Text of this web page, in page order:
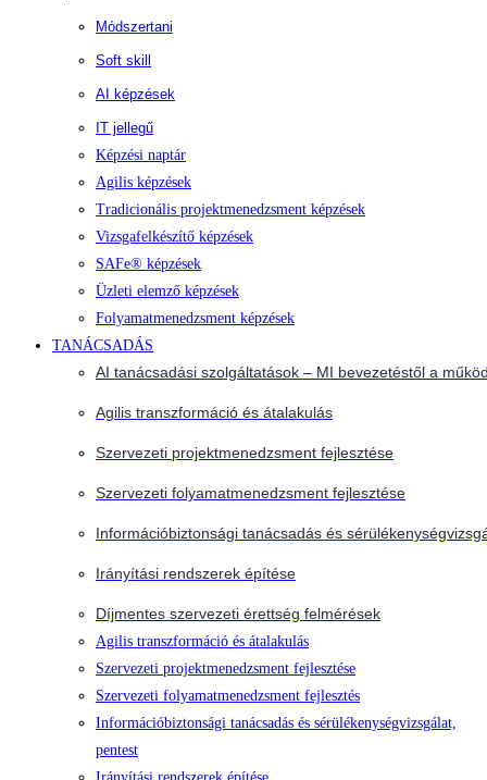
Módszertani
Soft skill
AI képzések
IT jellegű
Képzési naptár
Agilis képzések
Tradicionális projektmenedzsment képzések
Vizsgafelkészítő képzések
SAFe® képzések
Üzleti elemző képzések
Folyamatmenedzsment képzések
TANÁCSADÁS
AI tanácsadási szolgáltatások – MI bevezetéstől a
Agilis transzformáció és átalakulás
Szervezeti projektmenedzsment fejlesztése
Szervezeti folyamatmenedzsment fejlesztése
Információbiztonsági tanácsadás és
Irányítási rendszerek építése
Díjmentes szervezeti érettség felmérések
Agilis transzformáció és átalakulás
Szervezeti projektmenedzsment fejlesztése
Szervezeti folyamatmenedzsment fejlesztés
Információbiztonsági tanácsadás és sérülékenységvizsgálat,
pentest